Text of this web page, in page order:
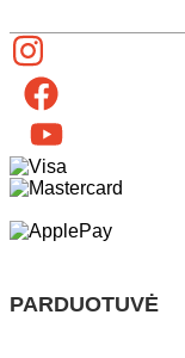
PARDUOTUVĖ